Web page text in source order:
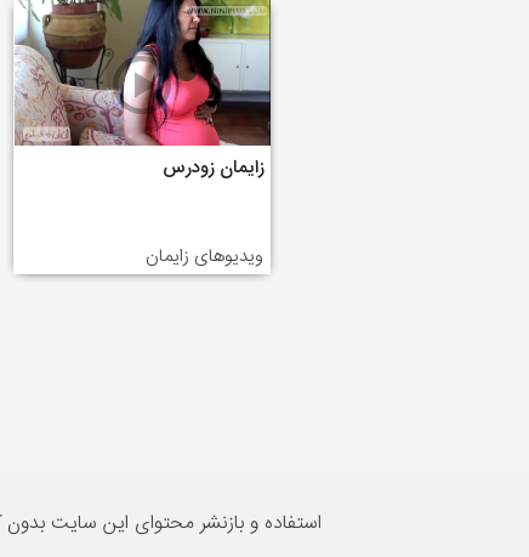
زایمان زودرس
ویدیوهای زایمان
استفاده و بازنشر محتوای این سایت